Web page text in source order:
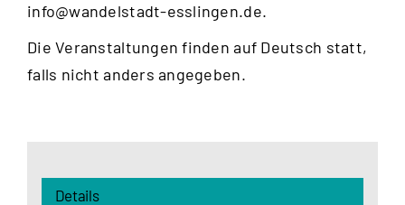
info@wandelstadt-esslingen.de.
Die Veranstaltungen finden auf Deutsch statt,
falls nicht anders angegeben.
Details